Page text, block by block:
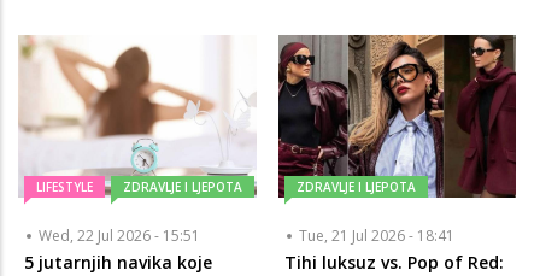
LIFESTYLE ZDRAVLJE I LJEPOTA
Wed, 22 Jul 2026 - 15:51
5 jutarnjih navika koje
ZDRAVLJE I LJEPOTA
Tue, 21 Jul 2026 - 18:41
Tihi luksuz vs. Pop of Red: